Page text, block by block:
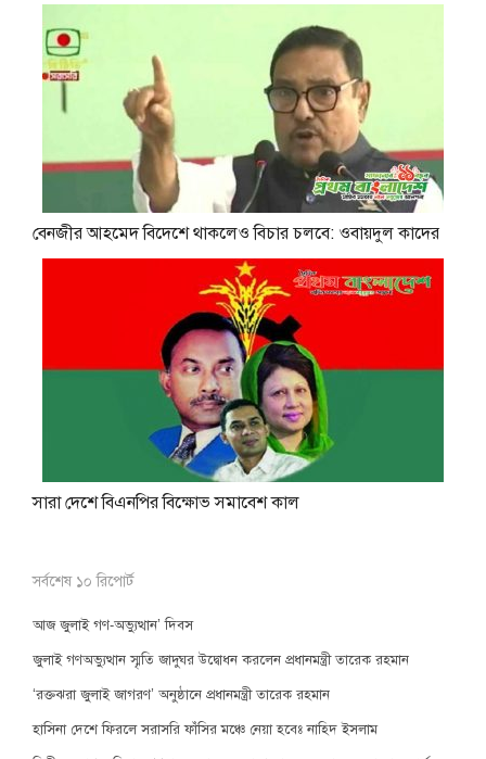
বেনজীর আহমেদ বিদেশে থাকলেও বিচার চলবে: ওবায়দুল কাদের
সারা দেশে বিএনপির বিক্ষোভ সমাবেশ কাল
সর্বশেষ ১০ রিপোর্ট
আজ জুলাই গণ-অভ্যুত্থান’ দিবস
জুলাই গণঅভ্যুত্থান স্মৃতি জাদুঘর উদ্বোধন করলেন প্রধানমন্ত্রী তারেক রহমান
‘রক্তঝরা জুলাই জাগরণ’ অনুষ্ঠানে প্রধানমন্ত্রী তারেক রহমান
হাসিনা দেশে ফিরলে সরাসরি ফাঁসির মঞ্চে নেয়া হবেঃ নাহিদ ইসলাম